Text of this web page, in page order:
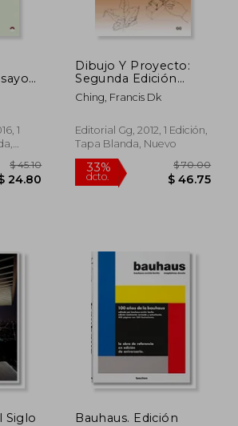
45%
1
Dibujo Y Proyecto:
Segunda Edición
Ampliada, Incluye CD
Ching, Francis Dk
Editorial Gg, 2012, 1 Edición,
Tapa Blanda, Nuevo
Siglo
Bauhaus. Edición